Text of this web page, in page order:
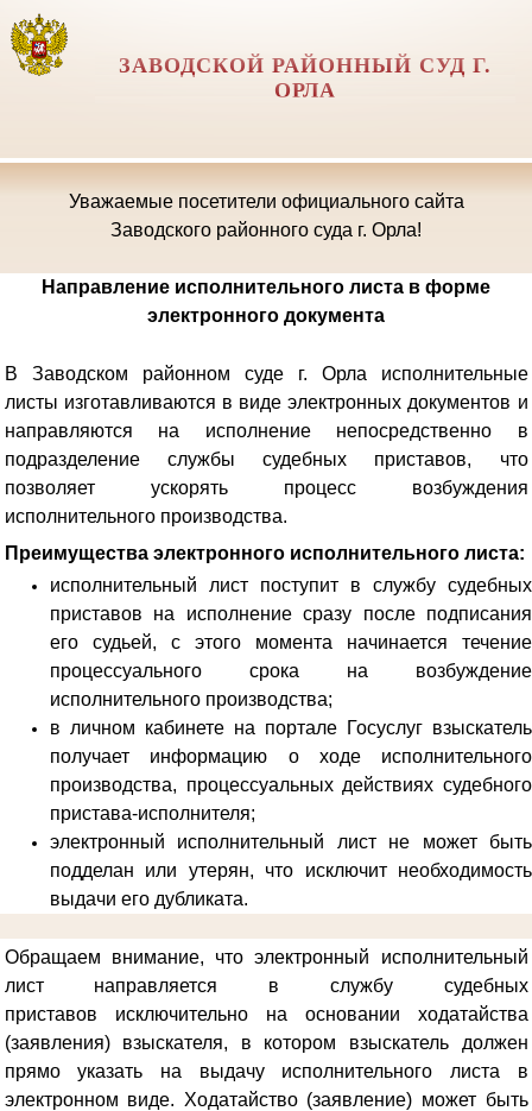
ЗАВОДСКОЙ РАЙОННЫЙ СУД Г.
ОРЛА
Уважаемые посетители официального сайта
Заводского районного суда г. Орла!
Направление исполнительного листа в форме
электронного документа
В Заводском районном суде г. Орла исполнительные
листы изготавливаются в виде электронных документов и
направляются на исполнение непосредственно в
подразделение службы судебных приставов, что
позволяет ускорять процесс возбуждения
исполнительного производства.
Преимущества электронного исполнительного листа:
исполнительный лист поступит в службу судебных
приставов на исполнение сразу после подписания
его судьей, с этого момента начинается течение
процессуального срока на возбуждение
исполнительного производства;
в личном кабинете на портале Госуслуг взыскатель
получает информацию о ходе исполнительного
производства, процессуальных действиях судебного
пристава-исполнителя;
электронный исполнительный лист не может быть
подделан или утерян, что исключит необходимость
выдачи его дубликата.
Обращаем внимание, что электронный исполнительный
лист направляется в службу судебных
приставов исключительно на основании ходатайства
(заявления) взыскателя, в котором взыскатель должен
прямо указать на выдачу исполнительного листа в
электронном виде. Ходатайство (заявление) может быть